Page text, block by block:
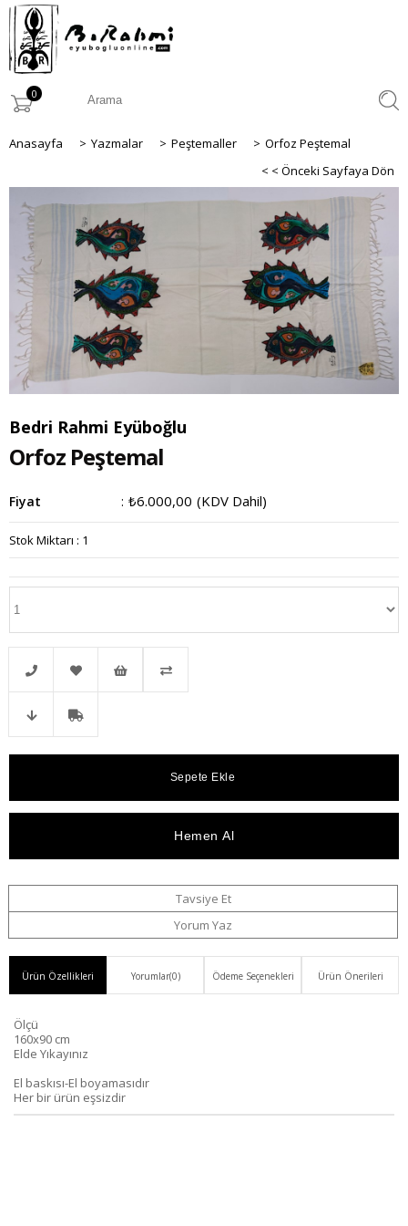
0
Anasayfa > Yazmalar > Peştemaller > Orfoz Peştemal
< < Önceki Sayfaya Dön
Bedri Rahmi Eyüboğlu
Orfoz Peştemal
Fiyat : ₺6.000,00 (KDV Dahil)
Stok Miktarı : 1
Telefonla Favorilere
Tavsiye Et
Yorum Yaz
Ürün Özellikleri Yorumlar(0) Ödeme Seçenekleri Ürün Önerileri
Ölçü
160x90 cm
Elde Yıkayınız
El baskısı-El boyamasıdır
Her bir ürün eşsizdir